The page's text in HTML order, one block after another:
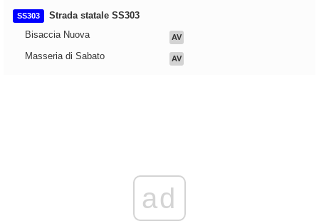
SS303
Strada statale SS303
Bisaccia Nuova
AV
Masseria di Sabato AV
ad